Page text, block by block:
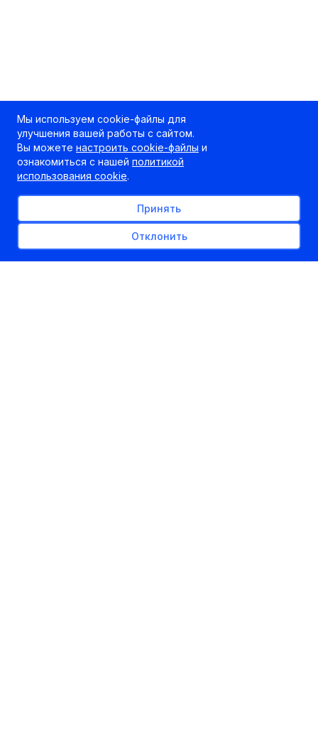
Мы используем cookie-файлы для
улучшения вашей работы с сайтом.
Вы можете настроить cookie-файлы и
ознакомиться с нашей политикой
использования cookie.
Принять
Отклонить